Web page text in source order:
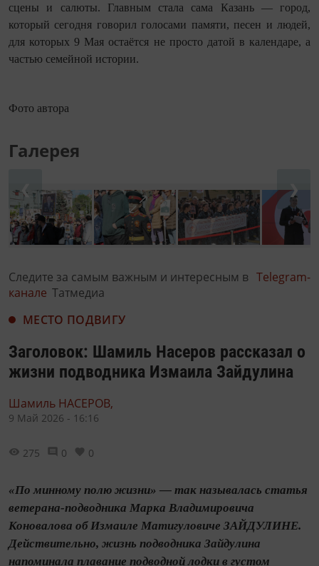
сцены и салюты. Главным стала сама Казань — город,
который сегодня говорил голосами памяти, песен и людей,
для которых 9 Мая остаётся не просто датой в календаре, а
частью семейной истории.
Фото автора
Галерея
❮ ❯
Следите за самым важным и интересным в Telegram-
канале Татмедиа
МЕСТО ПОДВИГУ
Заголовок: Шамиль Насеров рассказал о
жизни подводника Измаила Зайдулина
Шамиль НАСЕРОВ,
9 Май 2026 - 16:16
275 0 0
«По минному полю жизни» — так называлась статья
ветерана-подводника Марка Владимировича
Коновалова об Измаиле Матигуловиче ЗАЙДУЛИНЕ.
Действительно, жизнь подводника Зайдулина
напоминала плавание подводной лодки в густом